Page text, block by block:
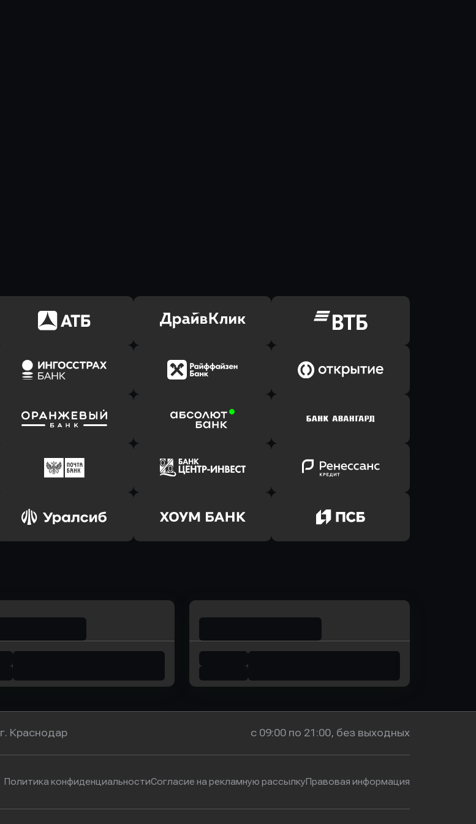
Оправить заявку
в АТБ Банк
Оправить заявку
в Драйв Клик Банк
Оправить заявку
в ВТБ
Оправить заявку
в Ингосстрах Банк
Оправить заявку
в Райффайзен Банк
в Банк Открытие
Оправить заявку
в Банк Оранжевый
Оправить заявку
в Абсолют Банк
Оправить заявку
в Банк Авангард
Оправить заявку
в Почта Банк
Оправить заявку
в Центр-Инвест
Оправить заявку
в Ренессанс Банк
г. Краснодар с 09:00 по 21:00, без выходных
Политика конфиденциальностиСогласие на рекламную рассылкуПравовая информация